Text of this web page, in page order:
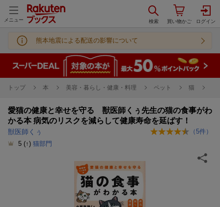
メニュー
熊本地震による配送の影響について
トップ 本 美容・暮らし・健康・料理 ペット 猫
愛猫の健康と幸せを守る 獣医師くぅ先生の猫の食事がわ
かる本 病気のリスクを減らして健康寿命を延ばす！
獣医師くぅ （5件）
5 (↑) 猫部門